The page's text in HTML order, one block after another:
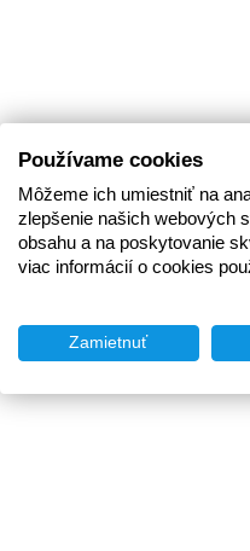
Používame cookies
Môžeme ich umiestniť na
zlepšenie našich webových
obsahu a na poskytovanie
viac informácií o cookies
Zamietnuť